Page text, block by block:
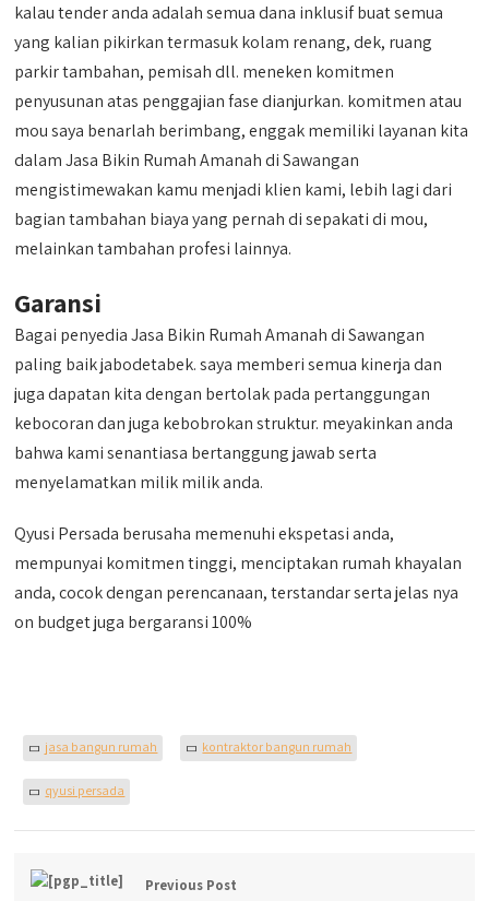
kalau tender anda adalah semua dana inklusif buat semua
yang kalian pikirkan termasuk kolam renang, dek, ruang
parkir tambahan, pemisah dll. meneken komitmen
penyusunan atas penggajian fase dianjurkan. komitmen atau
mou saya benarlah berimbang, enggak memiliki layanan kita
dalam Jasa Bikin Rumah Amanah di Sawangan
mengistimewakan kamu menjadi klien kami, lebih lagi dari
bagian tambahan biaya yang pernah di sepakati di mou,
melainkan tambahan profesi lainnya.
Garansi
Bagai penyedia Jasa Bikin Rumah Amanah di Sawangan
paling baik jabodetabek. saya memberi semua kinerja dan
juga dapatan kita dengan bertolak pada pertanggungan
kebocoran dan juga kebobrokan struktur. meyakinkan anda
bahwa kami senantiasa bertanggung jawab serta
menyelamatkan milik milik anda.
Qyusi Persada berusaha memenuhi ekspetasi anda,
mempunyai komitmen tinggi, menciptakan rumah khayalan
anda, cocok dengan perencanaan, terstandar serta jelas nya
on budget juga bergaransi 100%
jasa bangun rumah kontraktor bangun rumah
qyusi persada
Previous Post